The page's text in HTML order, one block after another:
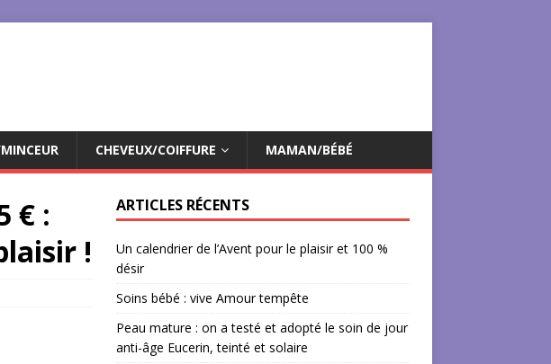
CHEVEUX/COIFFURE MAMAN/BÉBÉ
€ :
!
ARTICLES RÉCENTS
Un calendrier de l’Avent pour le plaisir et 100 %
désir
Soins bébé : vive Amour tempête
Peau mature : on a testé et adopté le soin de jour
anti-âge Eucerin, teinté et solaire